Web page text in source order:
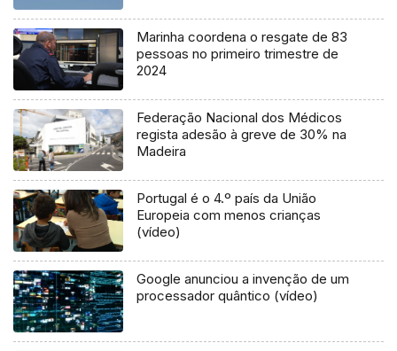
Marinha coordena o resgate de 83
pessoas no primeiro trimestre de
2024
Federação Nacional dos Médicos
regista adesão à greve de 30% na
Madeira
Portugal é o 4.º país da União
Europeia com menos crianças
(vídeo)
Google anunciou a invenção de um
processador quântico (vídeo)